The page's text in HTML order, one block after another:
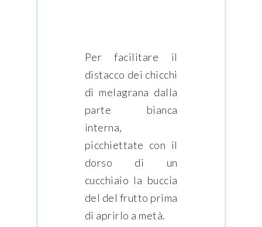
Per facilitare il
distacco dei chicchi
di melagrana dalla
parte bianca
interna,
picchiettate con il
dorso di un
cucchiaio la buccia
del del frutto prima
di aprirlo a metà.